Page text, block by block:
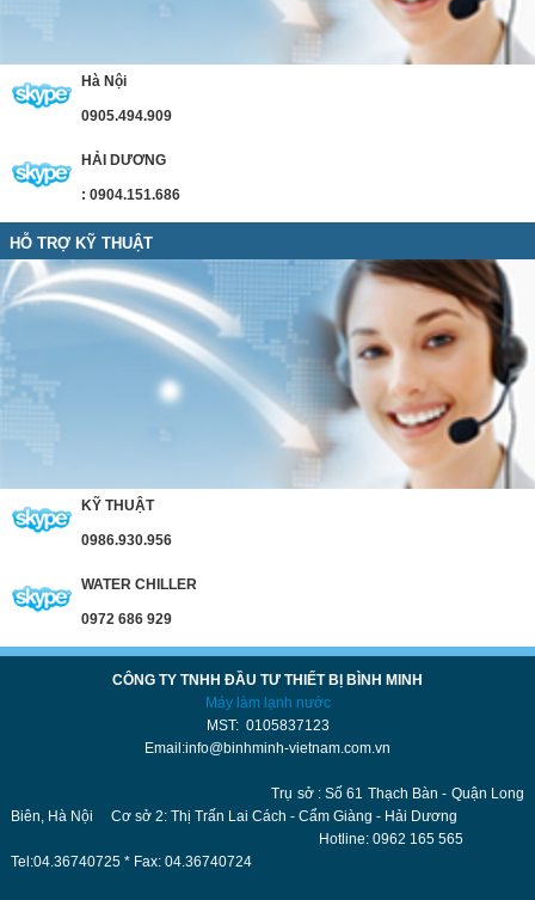
Hà Nội
0905.494.909
HẢI DƯƠNG
: 0904.151.686
HỖ TRỢ KỸ THUẬT
KỸ THUẬT
0986.930.956
WATER CHILLER
0972 686 929
CÔNG TY TNHH ĐẦU TƯ THIẾT BỊ BÌNH MINH
Máy làm lạnh nước
MST: 0105837123
Email:info@binhminh-vietnam.com.vn
Trụ sở : Số 61 Thạch Bàn - Quận Long
Biên, Hà Nội Cơ sở 2: Thị Trấn Lai Cách - Cẩm Giàng - Hải Dương
Hotline: 0962 165 565
Tel:04.36740725 * Fax: 04.36740724